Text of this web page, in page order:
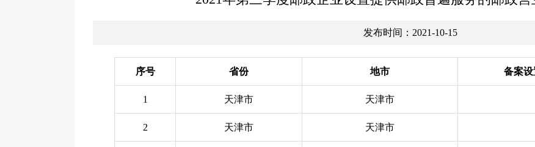
发布时间：2021-10-15
序号 省份 地市 备案
1 天津市 天津市
2 天津市 天津市